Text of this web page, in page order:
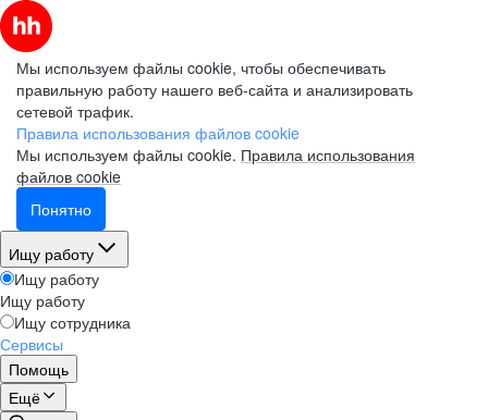
Мы используем файлы cookie, чтобы обеспечивать
правильную работу нашего веб-сайта и анализировать
сетевой трафик.
Правила использования файлов cookie
Мы используем файлы cookie. Правила использования
файлов cookie
Понятно
Ищу работу
Ищу работу
Ищу работу
Ищу сотрудника
Сервисы
Помощь
Ещё